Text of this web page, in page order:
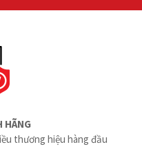
HÃNG
thương hiệu hàng đầu